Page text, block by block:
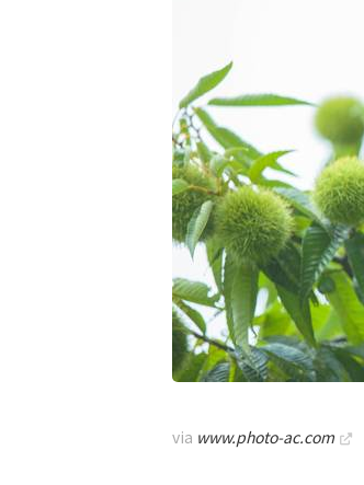
via www.photo-ac.com